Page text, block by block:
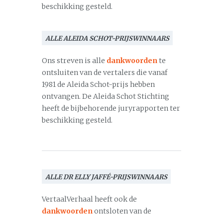
beschikking gesteld.
ALLE ALEIDA SCHOT-PRIJSWINNAARS
Ons streven is alle dankwoordente
ontsluiten van de vertalers die vanaf
1981 de Aleida Schot-prijs hebben
ontvangen. De Aleida Schot Stichting
heeft de bijbehorende juryrapporten ter
beschikking gesteld.
ALLE DR ELLY JAFFÉ-PRIJSWINNAARS
VertaalVerhaal heeft ook de
dankwoordenontsloten van de